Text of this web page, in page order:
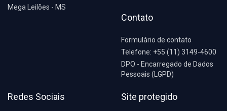
Mega Leilões - MS
Contato
Formulário de contato
Telefone: +55 (11) 3149-4600
DPO - Encarregado de Dados
Pessoais (LGPD)
Redes Sociais Site protegido